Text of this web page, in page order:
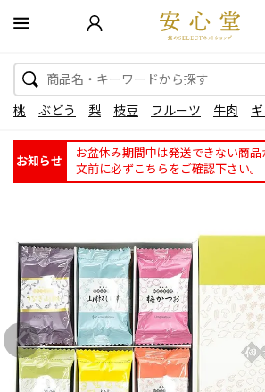
桃 ぶどう 梨 枝豆 フルーツ 牛肉
お知らせ
お盆休み期間中は発送できない商
文前に必ずこちらをご確認下さい。